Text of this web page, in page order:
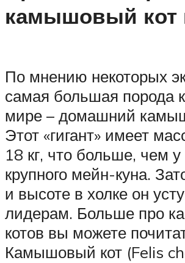
камышовый кот
По мнению некоторых
самая большая порода
мире – домашний
Этот «гигант» имеет
18 кг, что больше, чем у
крупного мейн-куна.
и высоте в холке он
лидерам. Больше про
котов вы можете
Камышовый кот (Felis